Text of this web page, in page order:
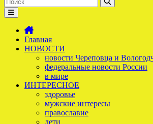
Главная
НОВОСТИ
новости Череповца и
федеральные новости России
в мире
ИНТЕРЕСНОЕ
здоровье
мужские интересы
православие
дети